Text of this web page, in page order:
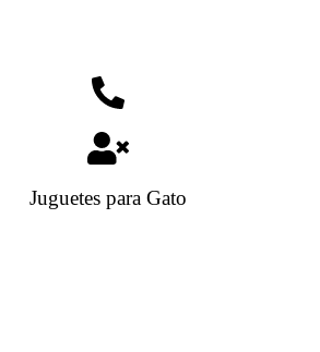
Juguetes para Gato